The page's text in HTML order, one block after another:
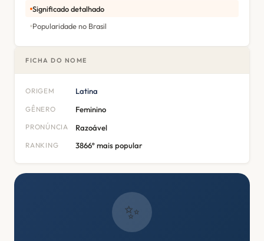
Significado detalhado
Popularidade no Brasil
FICHA DO NOME
ORIGEM Latina
GÊNERO Feminino
PRONÚNCIA Razoável
RANKING 3866º mais popular
✨